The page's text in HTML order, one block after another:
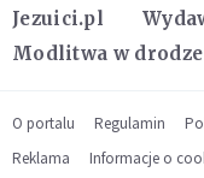
Jezuici.pl
Modlitwa w drodze
O portalu Regulamin
Reklama
Informacje o